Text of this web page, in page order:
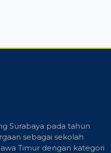
Surabaya pada tahun
sebagai sekolah
Timur dengan kategori